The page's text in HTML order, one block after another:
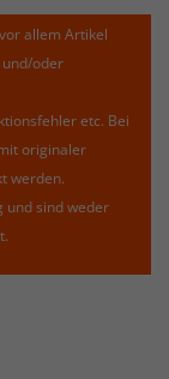
allem Artikel
und/oder
etc. Bei
originaler
werden.
und sind weder